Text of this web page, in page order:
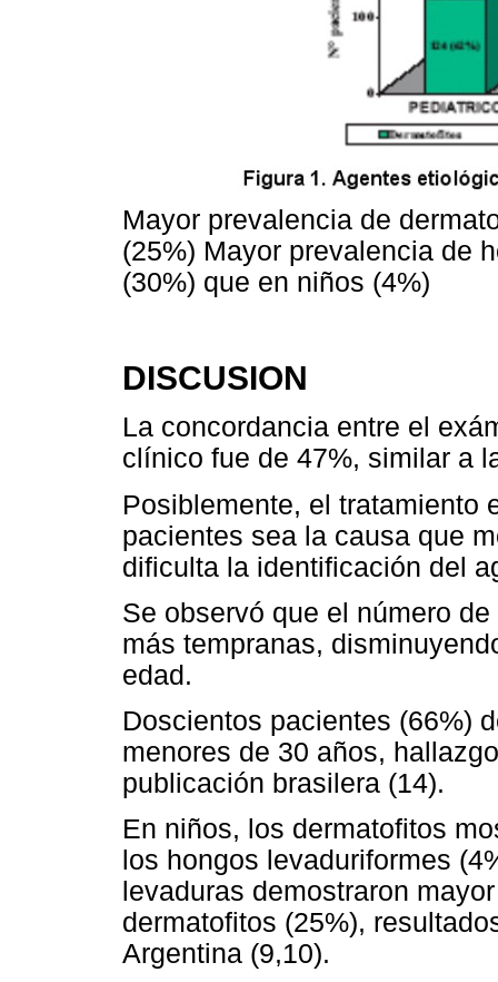
Mayor prevalencia de
(25%) Mayor prevalencia de
(30%) que en niños (4%)
DISCUSION
La concordancia entre el
clínico fue de 47%, similar a
Posiblemente, el tratamiento
pacientes sea la causa que
dificulta la identificación del
Se observó que el número
más tempranas,
edad.
Doscientos pacientes (66%)
menores de 30 años,
publicación brasilera (14).
En niños, los dermatofitos
los hongos levaduriformes
levaduras demostraron
dermatofitos (25%),
Argentina (9,10).